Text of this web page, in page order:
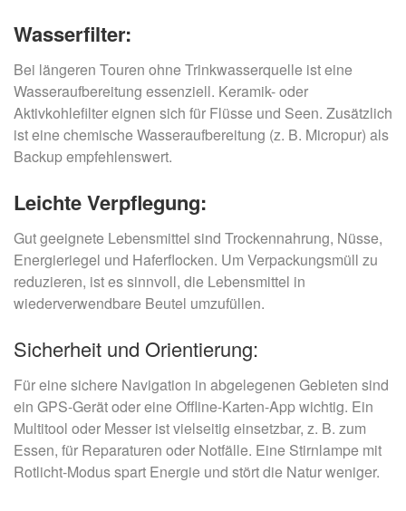
Wasserfilter:
Bei längeren Touren ohne Trinkwasserquelle ist eine
Wasseraufbereitung essenziell. Keramik- oder
Aktivkohlefilter eignen sich für Flüsse und Seen. Zusätzlich
ist eine chemische Wasseraufbereitung (z. B. Micropur) als
Backup empfehlenswert.
Leichte Verpflegung:
Gut geeignete Lebensmittel sind Trockennahrung, Nüsse,
Energieriegel und Haferflocken. Um Verpackungsmüll zu
reduzieren, ist es sinnvoll, die Lebensmittel in
wiederverwendbare Beutel umzufüllen.
Sicherheit und Orientierung:
Für eine sichere Navigation in abgelegenen Gebieten sind
ein GPS-Gerät oder eine Offline-Karten-App wichtig. Ein
Multitool oder Messer ist vielseitig einsetzbar, z. B. zum
Essen, für Reparaturen oder Notfälle. Eine Stirnlampe mit
Rotlicht-Modus spart Energie und stört die Natur weniger.